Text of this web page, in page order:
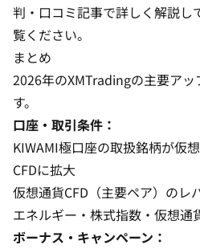
判・口コミ記事で詳しく解説し
覧ください。
まとめ
2026年のXMTradingの主要ア
す。
口座・取引条件：
KIWAMI極口座の取扱銘柄が仮
CFDに拡大
仮想通貨CFD（主要ペア）のレ
エネルギー・株式指数・仮想通
ボーナス・キャンペーン：